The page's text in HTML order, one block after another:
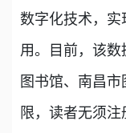
数字化技术，
用。目前，该
图书馆、南昌
限，读者无须